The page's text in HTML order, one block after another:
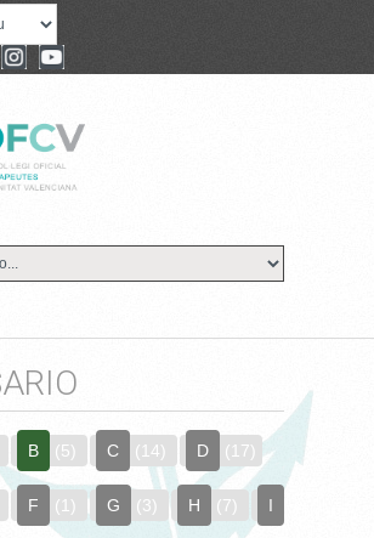
B (5) C (14) D (17)
F (1) G (3) H (7) I